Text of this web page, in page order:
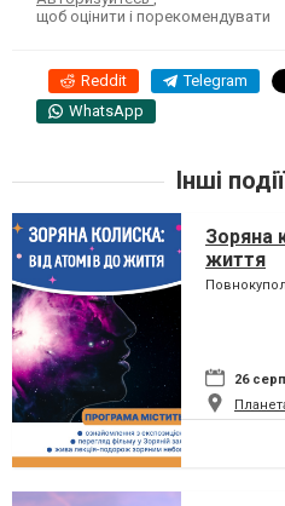
щоб оцінити і порекомендувати
Reddit Telegram
WhatsApp
Інші
Зоряна
життя
26